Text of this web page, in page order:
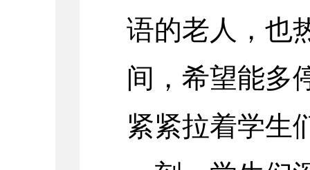
语的老人，也
间，希望能多
紧紧拉着学生